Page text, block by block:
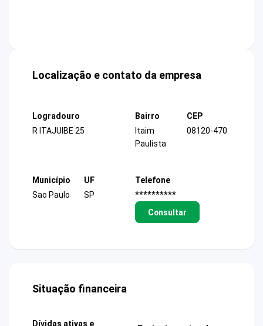
Localização e contato da empresa
Logradouro
R ITAJUIBE 25
Bairro
Itaim
Paulista
CEP
08120-470
Município
Sao Paulo
UF
SP
Telefone
**********
Consultar
Situação financeira
Dívidas ativas e